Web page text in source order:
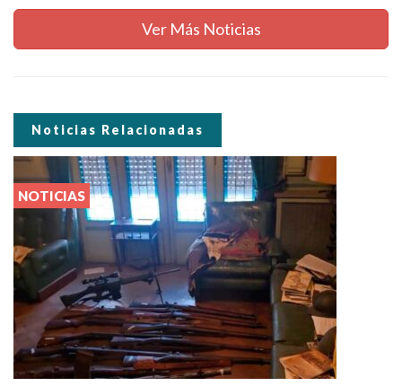
Ver Más Noticias
Noticias Relacionadas
NOTICIAS